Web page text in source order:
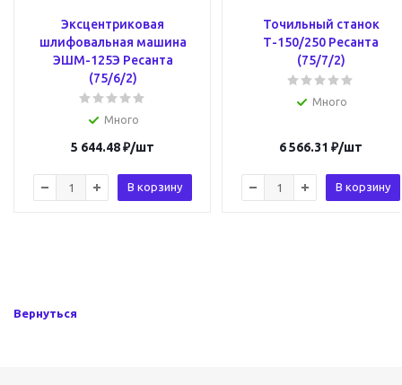
Эксцентриковая
шлифовальная машина
ЭШМ-125Э Ресанта
(75/6/2)
Много
5 644.48₽/шт
В корзину
Точильный станок
Т-150/250 Ресанта
(75/7/2)
Много
6 566.31 ₽/шт
В корзину
Вернуться